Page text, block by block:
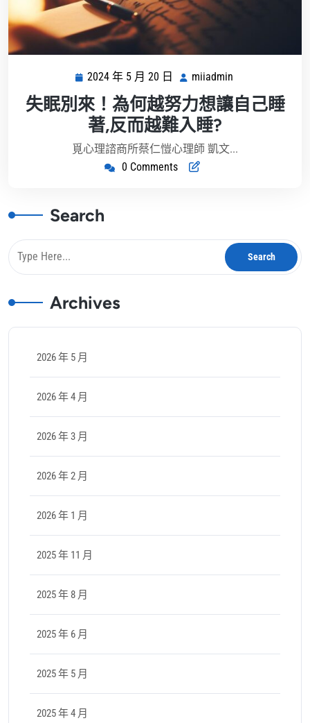
2024 年 5 月 20 日
2024
年
5
月
20
miiadmin
失眠別來！為何越努力想讓自己睡
著,反而越難入睡?
覓心理諮商所蔡仁愷心理師 凱文...
0 Comments
Search
Archives
2026 年 5 月
2026 年 4 月
2026 年 3 月
2026 年 2 月
2026 年 1 月
2025 年 11 月
2025 年 8 月
2025 年 6 月
2025 年 5 月
2025 年 4 月